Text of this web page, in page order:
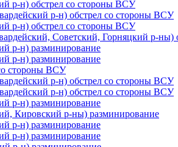
р-н) обстрел со стороны ВСУ
р-н) обстрел со стороны ВСУ
р-н) обстрел со стороны ВСУ
Советский, Горняцкий р-
р-н) разминирование
р-н) разминирование
стороны ВСУ
р-н) обстрел со стороны ВСУ
р-н) обстрел со стороны ВСУ
р-н) разминирование
Кировский р-ны) разминирование
р-н) разминирование
р-н) разминирование